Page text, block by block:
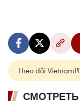
Theo dõi